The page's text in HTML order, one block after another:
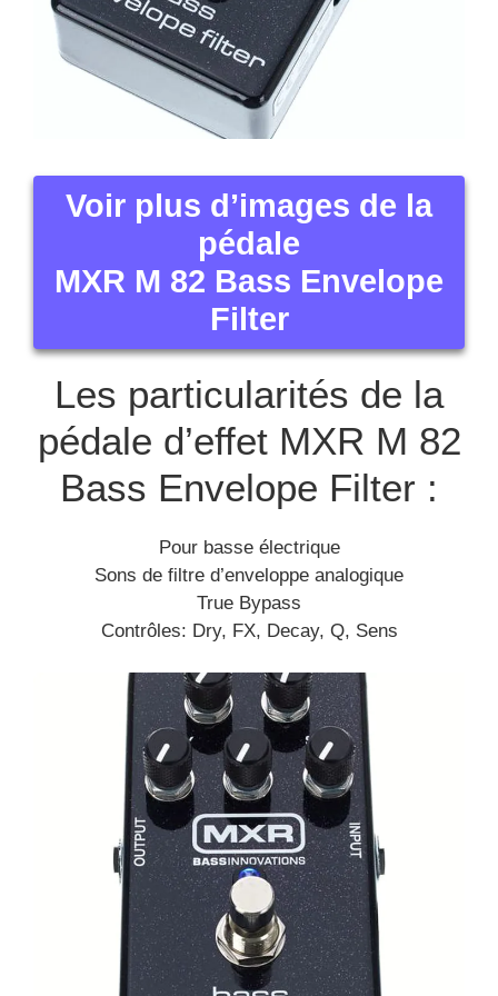
Voir plus d’images de la
pédale
MXR M 82 Bass Envelope
Filter
Les particularités de la
pédale d’effet MXR M 82
Bass Envelope Filter :
Pour basse électrique
Sons de filtre d’enveloppe analogique
True Bypass
Contrôles: Dry, FX, Decay, Q, Sens